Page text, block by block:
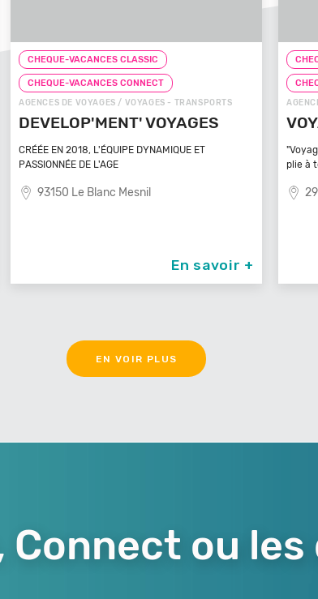
VACANCES CLASSIC
VACANCES CONNECT
DE VOYAGES / VOYAGES - TRANSPORTS
VOYAGES
EN 2018, L'ÉQUIPE DYNAMIQUE ET
DE L'AGE
93150 Le Blanc Mesnil
En savoir +
CHEQUE-
CHEQUE-
AGENCES DE
"Voyagez vos
plie à tout
29100
EN VOIR PLUS
Connect ou les